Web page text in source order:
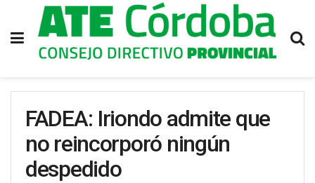
FADEA: Iriondo admite que
no reincorporó ningún
despedido